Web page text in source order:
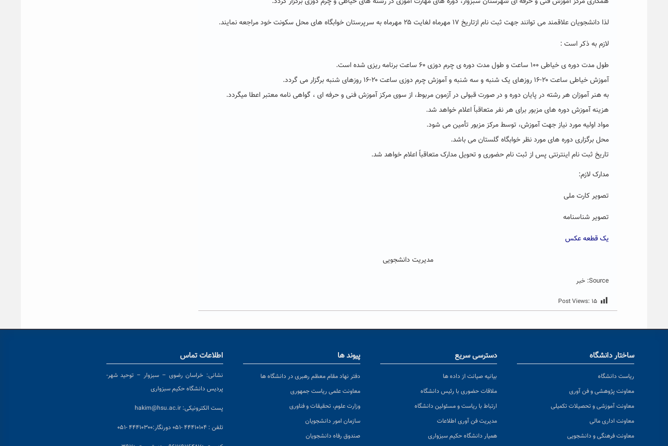
لذا دانشجویان علاقمند می توانند جهت ثبت نام ازتاریخ ۱۷ مهرماه لغایت ۲۵ مهرماه به سرپرستان خوابگاه های محل سکونت خود مراجعه نمایند.
لازم به ذکر است :
طول مدت دوره ی خیاطی ۱۰۰ ساعت و طول مدت دوره ی چرم دوزی ۶۰ ساعت برنامه ریزی شده است.
آموزش خیاطی ساعت ۲۰-۱۶ روزهای یک شنبه و سه شنبه و آموزش چرم دوزی ساعت ۲۰-۱۶ روزهای شنبه برگزار می گردد.
به هنر آموزان هر رشته در پایان دوره و در صورت قبولی در آزمون مربوط، از سوی مرکز آموزش فنی و حرفه ای ، گواهی نامه معتبر اعطا می­گردد.
هزینه آموزش دوره های مزبور برای هر نفر متعاقباً اعلام خواهد شد.
مواد اولیه مورد نیاز جهت آموزش، توسط مرکز مزبور تأمین می شود.
محل برگزاری دوره های مورد نظر خوابگاه گلستان می باشد.
تاریخ ثبت نام اینترنتی پس از ثبت نام حضوری و تحویل مدارک متعاقباً اعلام خواهد شد.
مدارک لازم:
تصویر کارت ملی
تصویر شناسنامه
یک قطعه عکس
مدیریت دانشجویی
Source: خبر
Post Views: ۱۵
ساختار دانشگاه
ریاست دانشگاه
معاونت پژوهشی و فن آوری
معاونت آموزشی و تحصیلات تکمیلی
معاونت اداری مالی
معاونت فرهنگی و دانشجویی
دسترسی سریع
بیانیه صیانت از داده ها
ملاقات حضوری با رئیس دانشگاه
ارتباط با ریاست و مسئولین دانشگاه
مدیریت فن آوری اطلاعات
همیار دانشگاه حکیم سبزواری
پیوند ها
دفتر نهاد مقام معظم رهبری در دانشگاه ها
معاونت علمی ریاست جمهوری
وزارت علوم، تحقیقات و فناوری
سازمان امور دانشجویان
صندوق رفاه دانشجویان
اطلاعات تماس
نشانی: خراسان رضوی – سبزوار – توحید شهر-
پردیس دانشگاه حکیم سبزواری
پست الکترونیکی: hakim@hsu.ac.ir
تلفن : ۴۴۴۱۰۱۰۴ -۰۵۱ دورنگار:۴۴۴۱۰۳۰۰ -۰۵۱